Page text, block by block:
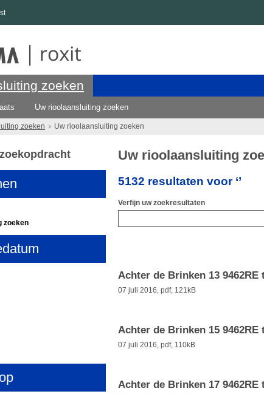
zoeken
Uw rioolaansluiting zoeken
zoeken Uw rioolaansluiting zoeken
Uw rioolaansluiting
5132 resultaten voor ‘’
Verfijn uw zoekresultaten
Achter de Brinken 13 9462RE
07 juli 2016, pdf, 121kB
Achter de Brinken 15 9462RE
07 juli 2016, pdf, 110kB
Achter de Brinken 17 9462RE
zoeken